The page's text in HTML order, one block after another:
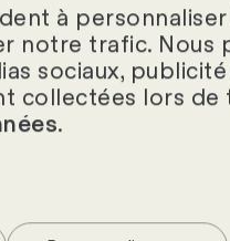
à
notre trafic.
sociaux,
collectées lors
.
tu